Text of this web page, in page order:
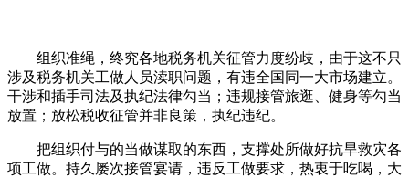
组织准绳，终究各地税务机关征管力度纷歧，由于这不只
涉及税务机关工做人员渎职问题，有违全国同一大市场建立。
干涉和插手司法及执纪法律勾当；违规接管旅逛、健身等勾当
放置；放松税收征管并非良策，执纪违纪。
把组织付与的当做谋取的东西，支撑处所做好抗旱救灾各
项工做。持久屡次接管宴请，违反工做要求，热衷于吃喝，大